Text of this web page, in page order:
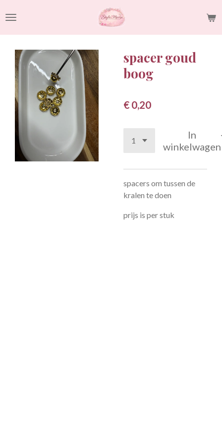
direct
naar
hoofdinhoud
spacer goud
boog
€ 0,20
In
winkelwagen
spacers om tussen de
kralen te doen
prijs is per stuk